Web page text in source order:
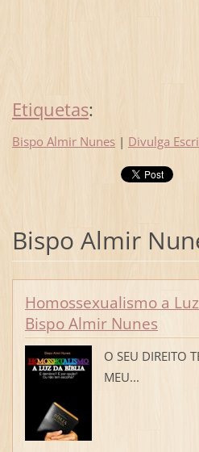
Etiquetas:
Bispo Almir Nunes | Divulga
Bispo Almir
Homossexualismo a
Bispo Almir Nunes
O SEU DIREITO
MEU...